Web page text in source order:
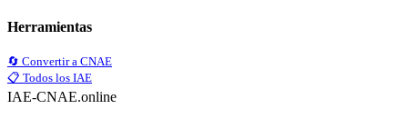
Herramientas
🔄 Convertir a CNAE
📋 Todos los IAE
IAE-CNAE.online